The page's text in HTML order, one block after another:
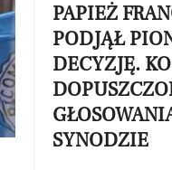
PAPIEŻ
PODJĄŁ
DECYZJĘ.
SYNODZIE